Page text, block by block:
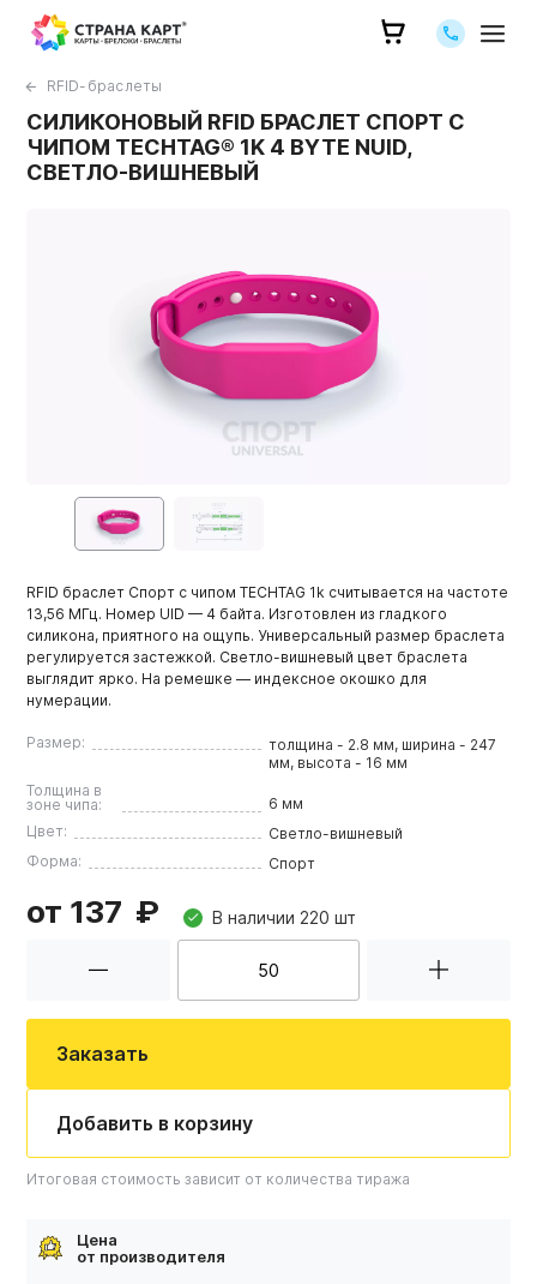
Позвоните
RFID-браслеты
СИЛИКОНОВЫЙ RFID БРАСЛЕТ СПОРТ С
ЧИПОМ TECHTAG® 1K 4 BYTE NUID,
СВЕТЛО-ВИШНЕВЫЙ
RFID браслет Спорт с чипом TECHTAG 1k считывается на частоте
13,56 МГц. Номер UID — 4 байта. Изготовлен из гладкого
силикона, приятного на ощупь. Универсальный размер браслета
регулируется застежкой. Светло-вишневый цвет браслета
выглядит ярко. На ремешке — индексное окошко для
нумерации.
Размер:
толщина - 2.8 мм, ширина - 247
мм, высота - 16 мм
Толщина в
зоне чипа:
6 мм
Цвет:
Светло-вишневый
Форма:
Спорт
от 137 В наличии 220 шт
Заказать
Добавить в корзину
Итоговая стоимость зависит от количества тиража
Цена
от производителя